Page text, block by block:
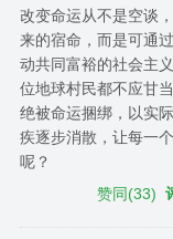
改变命运从不是空谈
来的宿命，而是可通
动共同富裕的社会主
位地球村民都不应甘
绝被命运捆绑，以实
疾逐步消散，让每一
呢？
赞同(33)